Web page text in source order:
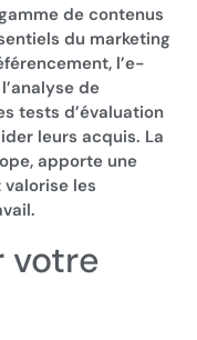
de contenus
du marketing
l’e-
de
tests d’évaluation
leurs acquis. La
apporte une
les
votre